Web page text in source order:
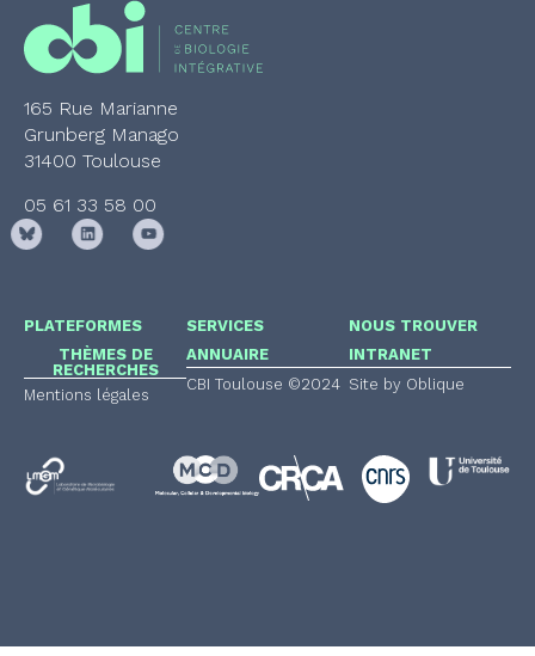
165 Rue Marianne
Grunberg Manago
31400 Toulouse
05 61 33 58 00
PLATEFORMES
THÈMES DE
RECHERCHES
Mentions légales
SERVICES
ANNUAIRE
CBI Toulouse ©2024
NOUS TROUVER
INTRANET
Site by Oblique